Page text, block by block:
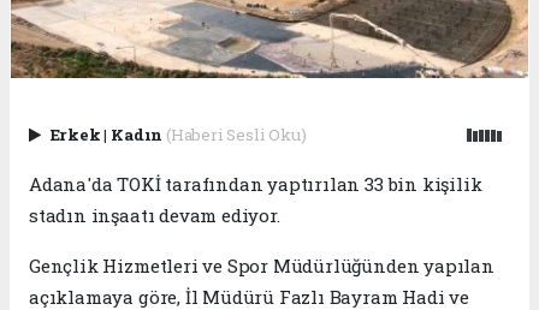
Erkek| Kadın (Haberi Sesli Oku)
Adana'da TOKİ tarafından yaptırılan 33 bin kişilik
stadın inşaatı devam ediyor.
Gençlik Hizmetleri ve Spor Müdürlüğünden yapılan
açıklamaya göre, İl Müdürü Fazlı Bayram Hadi ve